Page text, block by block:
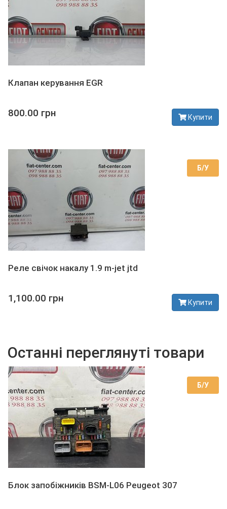
Клапан керування EGR
800.00 грн Купити
Б/У
Реле свічок накалу 1.9 m-jet jtd
1,100.00 грн Купити
Останні переглянуті товари
Б/У
Блок запобіжників BSM-L06 Peugeot 307